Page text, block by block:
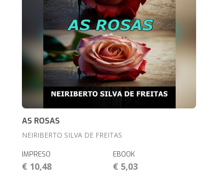
AS ROSAS
NEIRIBERTO SILVA DE FREITAS
IMPRESO
€ 10,48
EBOOK
€ 5,03